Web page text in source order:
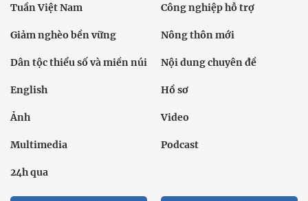
Tuần Việt Nam Công nghiệp hỗ trợ
Giảm nghèo bền vững Nông thôn mới
Dân tộc thiểu số và miền núi Nội dung chuyên đề
English Hồ sơ
Ảnh Video
Multimedia Podcast
24h qua